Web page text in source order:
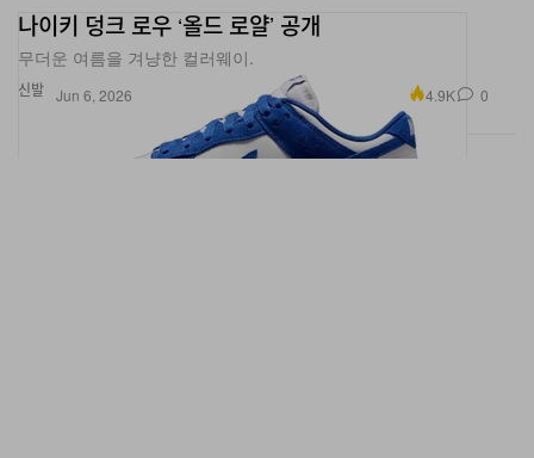
신발
나이키 덩크 로우 ‘올드 로얄’ 공개
무더운 여름을 겨냥한 컬러웨이.
Jun 6, 2026 4.9K 0